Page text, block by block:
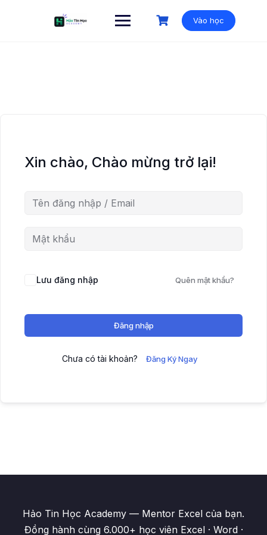
Vào học
Xin chào, Chào mừng trở lại!
Lưu đăng nhập Quên mật khẩu?
Đăng nhập
Chưa có tài khoản? Đăng Ký Ngay
Hảo Tin Học Academy — Mentor Excel của bạn.
Đồng hành cùng 6.000+ học viên Excel · Word ·